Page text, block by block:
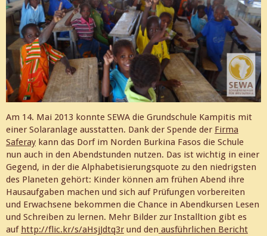
Am 14. Mai 2013 konnte SEWA die Grundschule Kampitis mit
einer Solaranlage ausstatten. Dank der Spende der Firma
Saferay kann das Dorf im Norden Burkina Fasos die Schule
nun auch in den Abendstunden nutzen. Das ist wichtig in einer
Gegend, in der die Alphabetisierungsquote zu den niedrigsten
des Planeten gehört: Kinder können am frühen Abend ihre
Hausaufgaben machen und sich auf Prüfungen vorbereiten
und Erwachsene bekommen die Chance in Abendkursen Lesen
und Schreiben zu lernen. Mehr Bilder zur Installtion gibt es
auf http://flic.kr/s/aHsjJdtq3r und den ausführlichen Bericht